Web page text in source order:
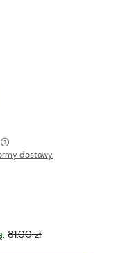
płatności
dostawy
81,00 zł